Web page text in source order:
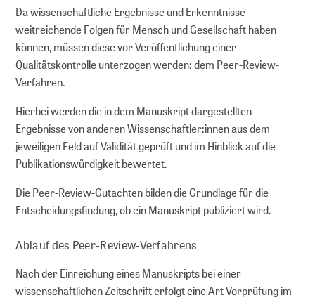
Serien
Policy Serien
MAK Collection
Kongresse
Kongresse Übersicht
Forschungsdaten
Fachrepositorium Lebenswissenschaften
Publizieren im Fachrepositorium
Da wissenschaftliche Ergebnisse und Erkenntnisse
weitreichende Folgen für Mensch und Gesellschaft haben
können, müssen diese vor Veröffentlichung einer
Qualitätskontrolle unterzogen werden: dem Peer-Review-
Verfahren.
Hierbei werden die in dem Manuskript dargestellten
Ergebnisse von anderen Wissenschaftler:innen aus dem
jeweiligen Feld auf Validität geprüft und im Hinblick auf die
Publikationswürdigkeit bewertet.
Die Peer-Review-Gutachten bilden die Grundlage für die
Entscheidungsfindung, ob ein Manuskript publiziert wird.
Ablauf des Peer-Review-Verfahrens
Nach der Einreichung eines Manuskripts bei einer
wissenschaftlichen Zeitschrift erfolgt eine Art Vorprüfung im